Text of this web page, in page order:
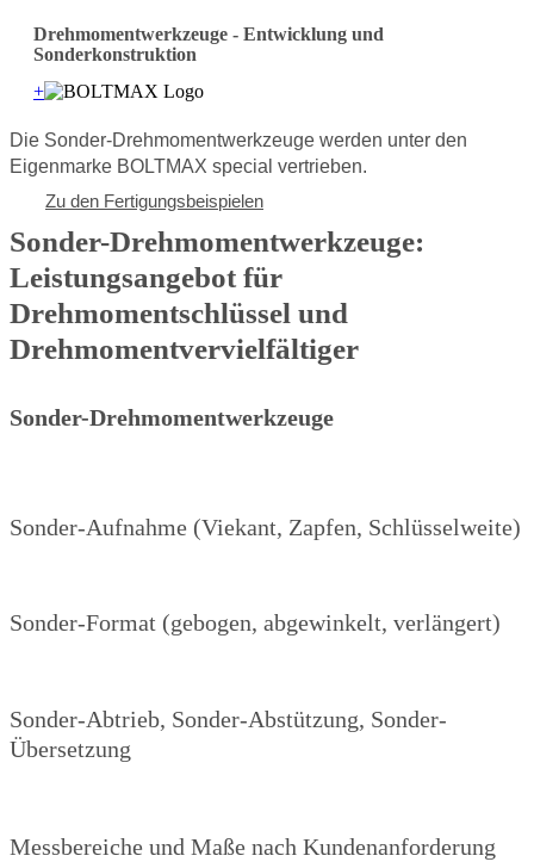
Drehmomentwerkzeuge - Entwicklung und
Sonderkonstruktion
+
Die Sonder-Drehmomentwerkzeuge werden unter den
Eigenmarke BOLTMAX special vertrieben.
Zu den Fertigungsbeispielen
Sonder-Drehmomentwerkzeuge:
Leistungsangebot für
Drehmomentschlüssel und
Drehmomentvervielfältiger
Sonder-Drehmomentwerkzeuge
Sonder-Aufnahme (Viekant, Zapfen, Schlüsselweite)
Sonder-Format (gebogen, abgewinkelt, verlängert)
Sonder-Abtrieb, Sonder-Abstützung, Sonder-
Übersetzung
Messbereiche und Maße nach Kundenanforderung